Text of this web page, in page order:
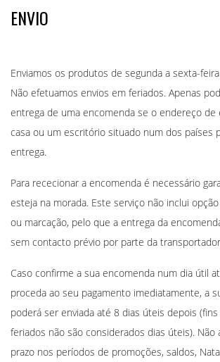
ENVIO
Enviamos os produtos de segunda a sexta-
Não efetuamos envios em feriados. Apenas
entrega de uma encomenda se o endereço de
casa ou um escritório situado num dos países
entrega.
Para rececionar a encomenda é necessário
esteja na morada. Este serviço não inclui
ou marcação, pelo que a entrega da
sem contacto prévio por parte da
Caso confirme a sua encomenda num dia útil
proceda ao seu pagamento imediatamente, a
poderá ser enviada até 8 dias úteis depois
feriados não são considerados dias úteis). Não
prazo nos períodos de promoções, saldos,